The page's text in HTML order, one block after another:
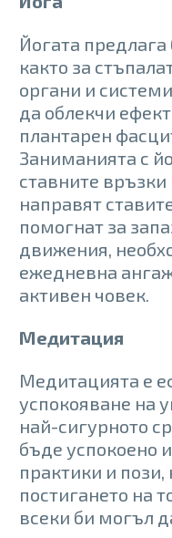
Йогата предлага
както за
органи и
да облекчи
плантарен
Заниманията с
ставните
направят
помогнат за
движения,
ежедневна
активен човек.
Медитация
Медитацията е
успокояване на
най-сигурното
бъде успокоено
практики и
постигането на
всеки би могъл